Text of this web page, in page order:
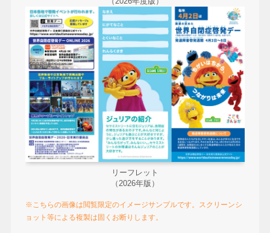
リーフレット
（2026年版）
※こちらの画像は閲覧限定のイメージサンプルです。スクリーンシ
ョット等による複製は固くお断りします。